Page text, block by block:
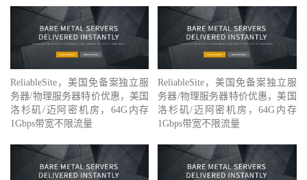
ReliableSite，美国免备案独立服
务器/物理服务器特价优惠，美国
洛杉矶/迈阿密机房，64G内存
1Gbps带宽不限流量
ReliableSite，美国免备案独立服
务器/物理服务器特价优惠，美国
洛杉矶/迈阿密机房，64G内存
1Gbps带宽不限流量